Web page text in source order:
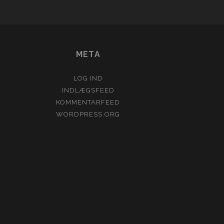
META
LOG IND
INDLÆGSFEED
KOMMENTARFEED
WORDPRESS.ORG